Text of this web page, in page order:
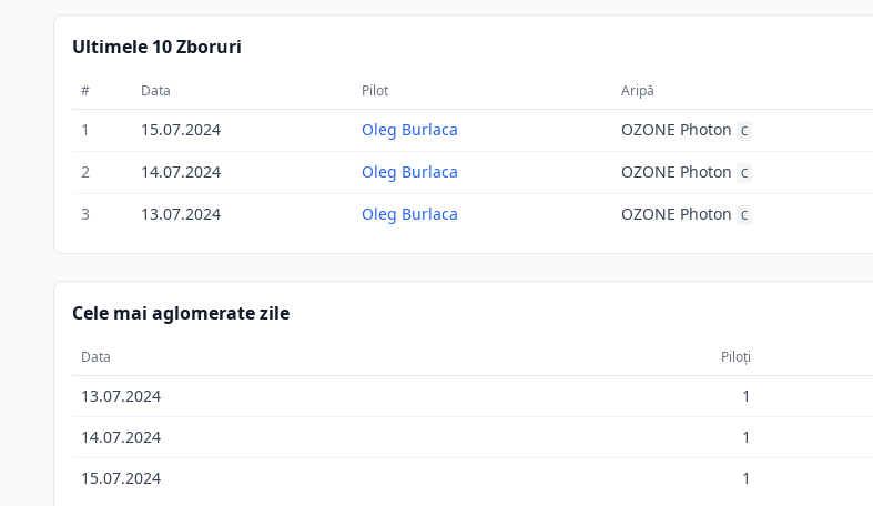
Ultimele 10 Zboruri
# Data Pilot Aripă
1 15.07.2024 Oleg Burlaca OZONE Photon C
2
14.07.2024 Oleg Burlaca OZONE Photon C
3
13.07.2024 Oleg Burlaca OZONE Photon C
Cele mai aglomerate zile
Data Piloți
13.07.2024 1
14.07.2024
1
15.07.2024
1